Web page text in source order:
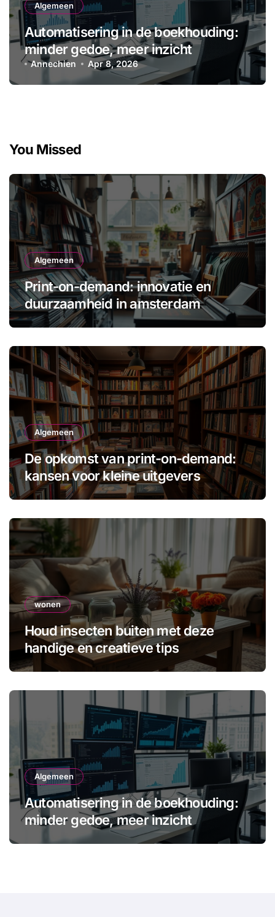
Algemeen
Automatisering in de boekhouding:
minder gedoe, meer inzicht
Annechien Apr 8, 2026
You Missed
Algemeen
Print-on-demand: innovatie en
duurzaamheid in amsterdam
Algemeen
De opkomst van print-on-demand:
kansen voor kleine uitgevers
wonen
Houd insecten buiten met deze
handige en creatieve tips
Algemeen
Automatisering in de boekhouding:
minder gedoe, meer inzicht